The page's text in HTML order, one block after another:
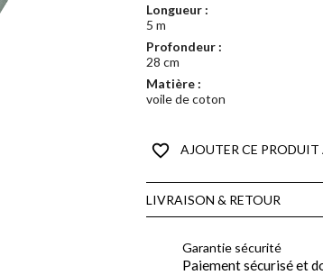
Longueur :
5 m
Profondeur :
28 cm
Matière :
voile de coton
favorite_border AJOUTER CE PRODUIT
LIVRAISON & RETOUR
Garantie sécurité
Paiement sécurisé et